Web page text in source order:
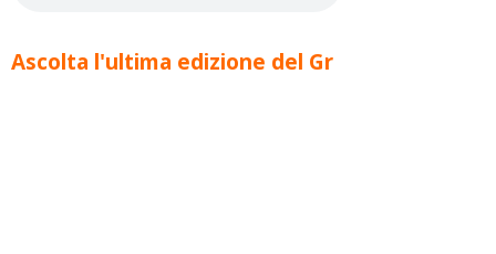
Ascolta l'ultima edizione del Gr